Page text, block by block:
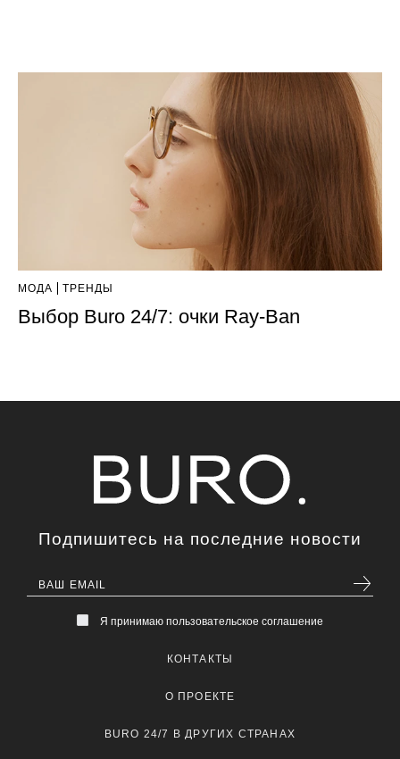
МОДА ТРЕНДЫ
Выбор Buro 24/7: oчки Ray-Ban
Подпишитесь на последние новости
Я принимаю пользовательское соглашение
КОНТАКТЫ
О ПРОЕКТЕ
BURO 24/7 В ДРУГИХ СТРАНАХ